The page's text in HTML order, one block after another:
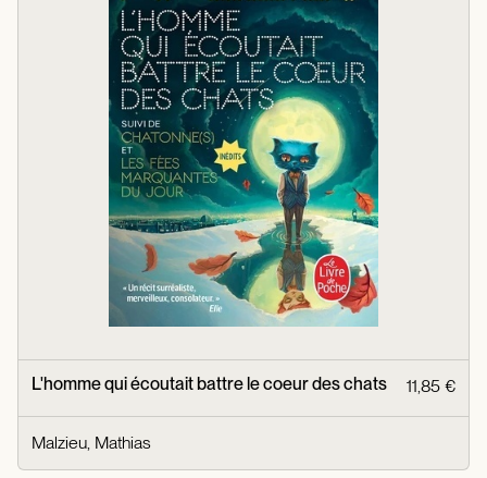
L'homme qui écoutait battre le coeur des chats 11,85 €
Malzieu, Mathias